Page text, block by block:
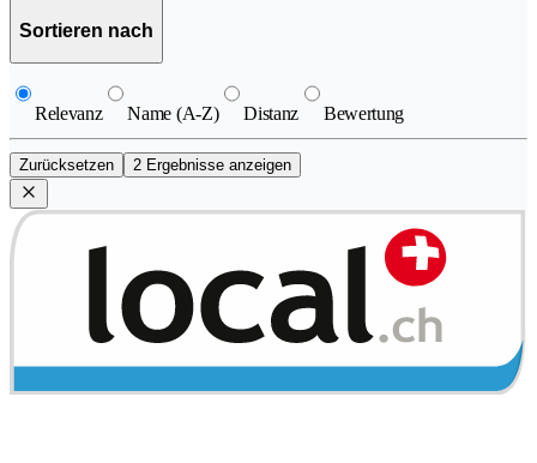
Sortieren nach
Relevanz Name (A-Z) Distanz Bewertung
Zurücksetzen 2 Ergebnisse anzeigen